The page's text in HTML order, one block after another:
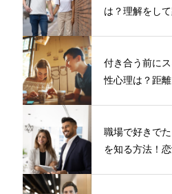
は？理解をし
付き合う前に
性心理は？距
職場で好きで
を知る方法！